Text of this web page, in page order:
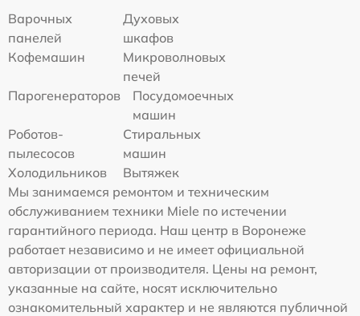
Варочных
панелей
Духовых
шкафов
Кофемашин
Микроволновых
печей
Парогенераторов
Посудомоечных
машин
Роботов-
пылесосов
Стиральных
машин
Холодильников
Вытяжек
Мы занимаемся ремонтом и техническим
обслуживанием техники Miele по истечении
гарантийного периода. Наш центр в Воронеже
работает независимо и не имеет официальной
авторизации от производителя. Цены на ремонт,
указанные на сайте, носят исключительно
ознакомительный характер и не являются публичной